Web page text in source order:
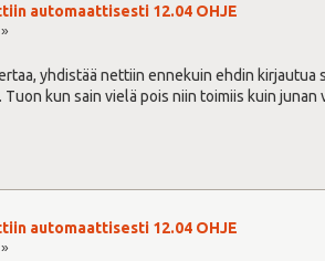
automaattisesti 12.04 OHJE
yhdistää nettiin ennekuin ehdin
kun sain vielä pois niin toimiis kuin junan
automaattisesti 12.04 OHJE